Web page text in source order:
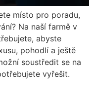
místo pro poradu,
Na naší farmě v
abyste
pohodlí a ještě
soustředit se na
vyřešit.